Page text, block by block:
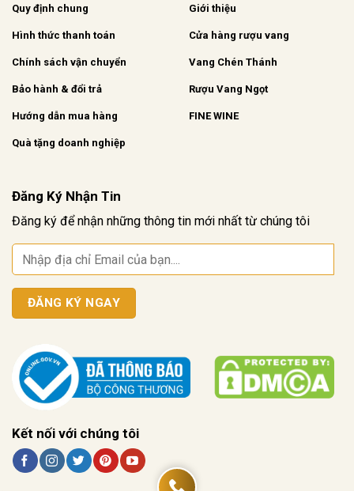
Quy định chung
Hình thức thanh toán
Chính sách vận chuyển
Bảo hành & đổi trả
Hướng dẫn mua hàng
Quà tặng doanh nghiệp
Giới thiệu
Cửa hàng rượu vang
Vang Chén Thánh
Rượu Vang Ngọt
FINE WINE
Đăng Ký Nhận Tin
Đăng ký để nhận những thông tin mới nhất từ chúng tôi
Kết nối với chúng tôi